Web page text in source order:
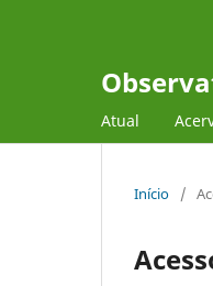
Atual
Início /